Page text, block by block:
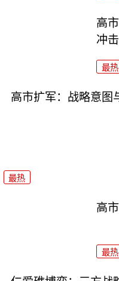
高
冲击
最热
高市扩军：战略意图
最热
高
最热